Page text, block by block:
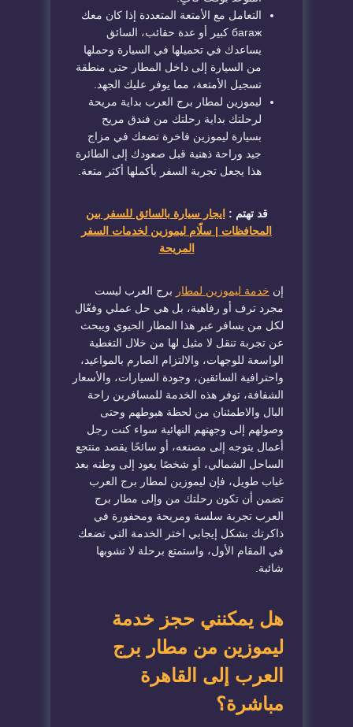
التعامل مع الأمتعة المتعددة إذا كان معك
багаж كبير أو عدة حقائب، السائق
يساعدك في تحميلها في السيارة وحملها
من السيارة إلى داخل المطار حتى منطقة
تسجيل الأمتعة، مما يوفر عليك الجهد.
ليموزين لمطار برج العرب بداية مريحة
لرحلتك بداية رحلتك من فندق مريح
بسيارة ليموزين فاخرة تضعك في مزاج
جيد وراحة ذهنية قبل صعودك إلى الطائرة
هذا يجعل تجربة السفر بأكملها أكثر متعة.
قد تهتم : ايجار سيارة بالسائق للسفر بين
المحافظات | سلّام ليموزين لخدمات السفر
المريحة
إن خدمة ليموزين لمطار برج العرب ليست
مجرد ترف أو رفاهية، بل هي حل عملي وفعّال
لكل من يسافر عبر هذا المطار الحيوي ويبحث
عن تجربة تنقل لا مثيل لها من خلال التغطية
الواسعة للوجهات، والالتزام الصارم بالمواعيد،
واحترافية السائقين، وجودة السيارات، والأسعار
الشفافة، توفر هذه الخدمة للمسافرين راحة
البال والاطمئنان من لحظة هبوطهم وحتى
وصولهم إلى وجهتهم النهائية سواء كنت رجل
أعمال يتوجه إلى مصنعه، أو سائحًا يقصد منتجع
الساحل الشمالي، أو شخصًا يعود إلى وطنه بعد
غياب طويل، فإن ليموزين لمطار برج العرب
تضمن أن تكون رحلتك من وإلى مطار برج
العرب تجربة سلسة ومريحة ومحفورة في
ذاكرتك بشكل إيجابي اختر الخدمة التي تضعك
في المقام الأول، واستمتع برحلة لا تشوبها
شائبة.
هل يمكنني حجز خدمة
ليموزين من مطار برج
العرب إلى القاهرة
مباشرة؟